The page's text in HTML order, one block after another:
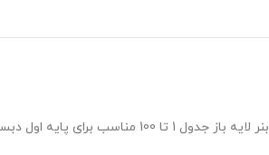
بنر لایه باز جدول 1 تا 100 مناسب برای پایه اول دبستان می باشد . طراحی این بنر در فروشگاه محصولات معاون پرورشی انجام پذیرفت .